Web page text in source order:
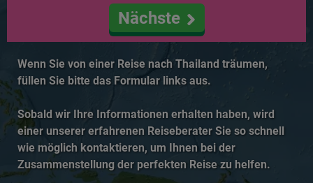
Nächste
Wenn Sie von einer Reise nach Thailand träumen,
füllen Sie bitte das Formular links aus.
Sobald wir Ihre Informationen erhalten haben, wird
einer unserer erfahrenen Reiseberater Sie so schnell
wie möglich kontaktieren, um Ihnen bei der
Zusammenstellung der perfekten Reise zu helfen.